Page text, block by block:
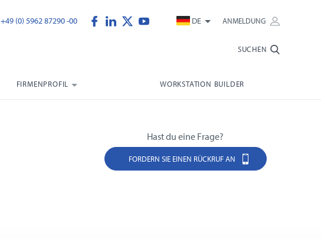
+49 (0) 5962 87290 -00 DE ANMELDUNG
SUCHEN
FIRMENPROFIL WORKSTATION BUILDER
Hast du eine Frage?
FORDERN SIE EINEN RÜCKRUF AN